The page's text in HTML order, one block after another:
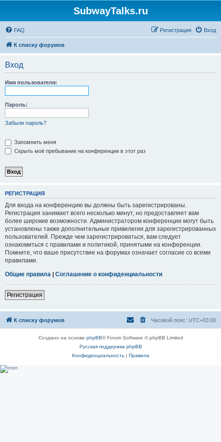
SubwayTalks.ru
FAQ Вход
Регистрация
К списку форумов
Вход
Имя пользователя:
Пароль:
Забыли пароль?
Запомнить меня
Скрыть моё пребывание на конференции в этот раз
РЕГИСТРАЦИЯ
Для входа на конференцию вы должны быть зарегистрированы.
Регистрация занимает всего несколько минут, но предоставляет вам
более широкие возможности. Администратором конференции могут быть
установлены также дополнительные привилегии для зарегистрированных
пользователей. Прежде чем зарегистрироваться, вам следует
ознакомиться с правилами и политикой, принятыми на конференции.
Помните, что ваше присутствие на форумах означает согласие со всеми
правилами.
Общие правила | Соглашение о конфиденциальности
Регистрация
К списку форумов Часовой пояс: UTC+03:00
Создано на основе phpBB® Forum Software © phpBB Limited
Русская поддержка phpBB
Конфиденциальность| Правила